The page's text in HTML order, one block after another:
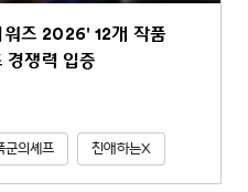
즈 2026' 12개 작품
경쟁력 입증
군의셰프 친애하는X